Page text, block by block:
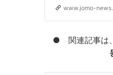
www.jomo-
● 関連記事は、
更新